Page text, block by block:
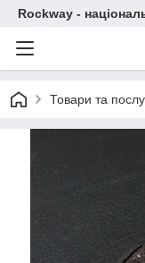
Rockway -
Товари та